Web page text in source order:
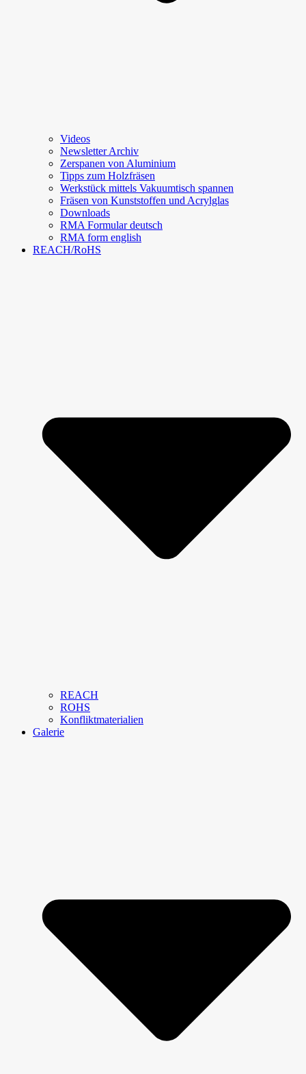
Videos
Newsletter Archiv
Zerspanen von Aluminium
Tipps zum Holzfräsen
Werkstück mittels Vakuumtisch spannen
Fräsen von Kunststoffen und Acrylglas
Downloads
RMA Formular deutsch
RMA form english
REACH/RoHS
REACH
ROHS
Konfliktmaterialien
Galerie